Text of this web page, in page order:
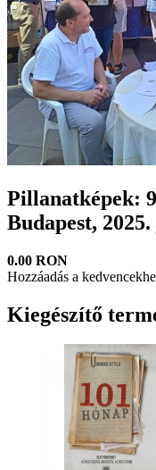
Pillanatképek:
Budapest,
0.00 RON
Hozzáadás a
Kiegészítő